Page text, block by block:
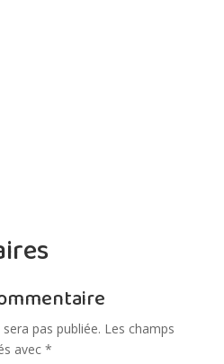
pas publiée. Les champs
avec *